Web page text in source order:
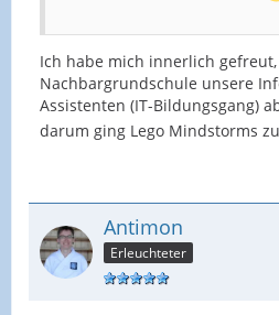
Ich habe mich innerlich
Nachbargrundschule unsere
Assistenten (IT-Bildungsgang)
darum ging Lego Mindstorms
Antimon
Erleuchteter